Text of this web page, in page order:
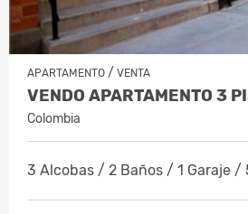
APARTAMENTO / VENTA
VENDO APARTAMENTO 3
Colombia
3 Alcobas / 2 Baños / 1 Garaje /